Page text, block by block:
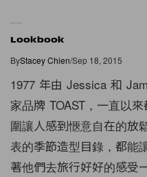
Lookbook
ByStacey Chien/Sep 18, 2015
1977 年由 Jessica 和
家品牌 TOAST，一直以
圍讓人感到愜意自在的放
表的季節造型目錄，都能
著他們去旅行好好的感受